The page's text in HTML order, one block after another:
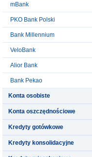
mBank
PKO Bank Polski
Bank Millennium
VeloBank
Alior Bank
Bank Pekao
Konta osobiste
Konta oszczędnościowe
Kredyty gotówkowe
Kredyty konsolidacyjne